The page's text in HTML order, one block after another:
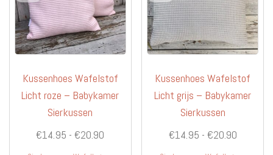
worden
op
de
productpagina
op
de
Kussenhoes Wafelstof
Licht roze – Babykamer
Sierkussen
€14.95 - €20.90
Kussenhoes Wafelstof
Licht grijs – Babykamer
Sierkussen
€14.95 - €20.90